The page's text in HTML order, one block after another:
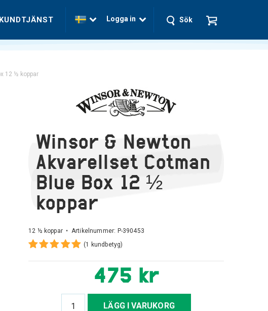
KUNDTJÄNST Logga in Sök
12 ½ koppar
Winsor & Newton
Akvarellset Cotman
Blue Box 12 ½
koppar
12 ½ koppar • Artikelnummer: P-390453
(1 kundbetyg)
475 kr
LÄGG I VARUKORG